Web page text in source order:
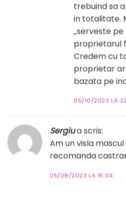
trebuind sa
in totalitate.
„serveste
proprietarul
Credem cu
proprietar
bazata pe
05/10/2023 LA
Sergiua scris:
Am un visla mascul
recomanda
25/08/2023 LA 15:04